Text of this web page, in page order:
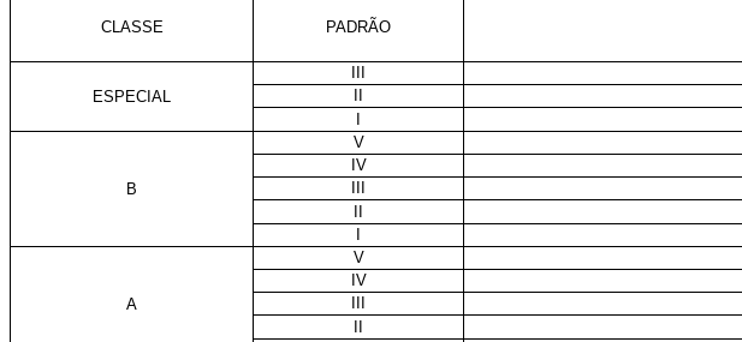
CLASSE PADRÃO
ESPECIAL
B
V
IV
A
V
IV